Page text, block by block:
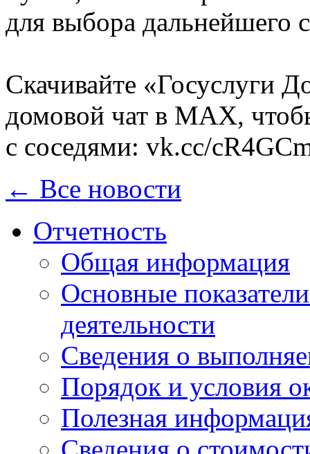
для выбора дальнейшего
Скачивайте «Госуслуги
домовой чат в MAX,
с соседями: vk.cc/
← Все новости
Отчетность
Общая информация
Основные
деятельности
Сведения о
Порядок и условия
Полезная